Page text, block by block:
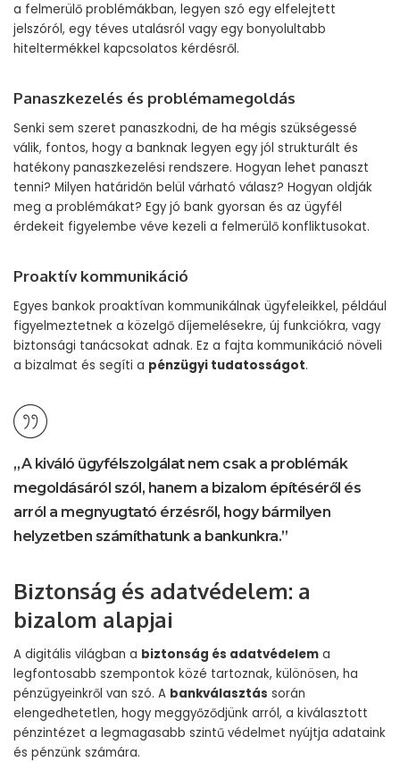
a felmerülő problémákban, legyen szó egy elfelejtett
jelszóról, egy téves utalásról vagy egy bonyolultabb
hiteltermékkel kapcsolatos kérdésről.
Panaszkezelés és problémamegoldás
Senki sem szeret panaszkodni, de ha mégis szükségessé
válik, fontos, hogy a banknak legyen egy jól strukturált és
hatékony panaszkezelési rendszere. Hogyan lehet panaszt
tenni? Milyen határidőn belül várható válasz? Hogyan oldják
meg a problémákat? Egy jó bank gyorsan és az ügyfél
érdekeit figyelembe véve kezeli a felmerülő konfliktusokat.
Proaktív kommunikáció
Egyes bankok proaktívan kommunikálnak ügyfeleikkel, például
figyelmeztetnek a közelgő díjemelésekre, új funkciókra, vagy
biztonsági tanácsokat adnak. Ez a fajta kommunikáció növeli
a bizalmat és segíti a pénzügyi tudatosságot.
„A kiváló ügyfélszolgálat nem csak a problémák
megoldásáról szól, hanem a bizalom építéséről és
arról a megnyugtató érzésről, hogy bármilyen
helyzetben számíthatunk a bankunkra.”
Biztonság és adatvédelem: a
bizalom alapjai
A digitális világban a biztonság és adatvédelem a
legfontosabb szempontok közé tartoznak, különösen, ha
pénzügyeinkről van szó. A bankválasztás során
elengedhetetlen, hogy meggyőződjünk arról, a kiválasztott
pénzintézet a legmagasabb szintű védelmet nyújtja adataink
és pénzünk számára.